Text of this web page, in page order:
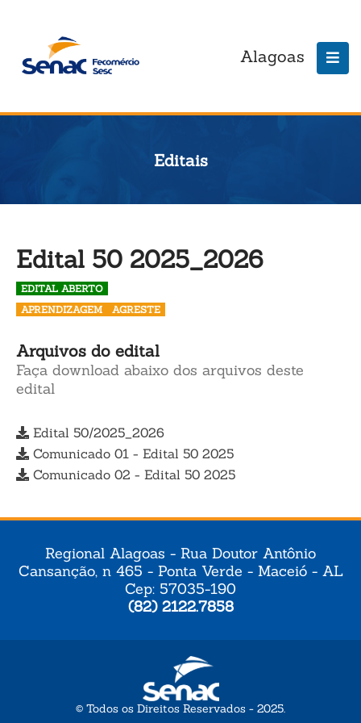
Alagoas
Editais
Edital 50 2025_2026
EDITAL ABERTO
APRENDIZAGEM
AGRESTE
Arquivos do edital
Faça download abaixo dos arquivos deste
edital
Edital 50/2025_2026
Comunicado 01 - Edital 50 2025
Comunicado 02 - Edital 50 2025
Regional Alagoas - Rua Doutor Antônio
Cansanção, n 465 - Ponta Verde - Maceió - AL
Cep: 57035-190
(82) 2122.7858
© Todos os Direitos Reservados - 2025.